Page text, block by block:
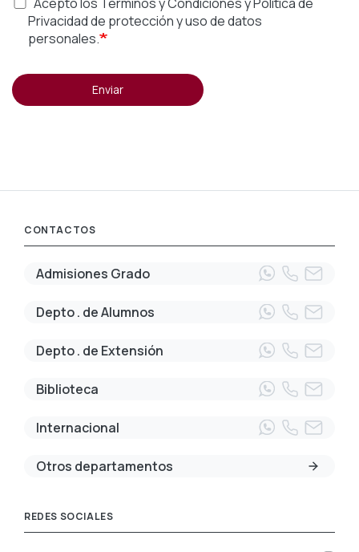
Privacidad de protección y uso de datos
personales.
Enviar
CONTACTOS
Admisiones Grado
Depto . de Alumnos
Depto . de Extensión
Biblioteca
Internacional
Otros departamentos
REDES SOCIALES